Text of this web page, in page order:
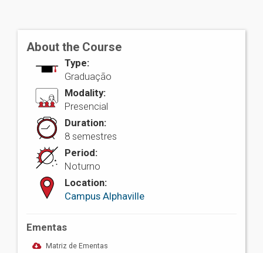
About the Course
Type:
Graduação
Modality:
Presencial
Duration:
8 semestres
Period:
Noturno
Location:
Campus Alphaville
Ementas
Matriz de Ementas